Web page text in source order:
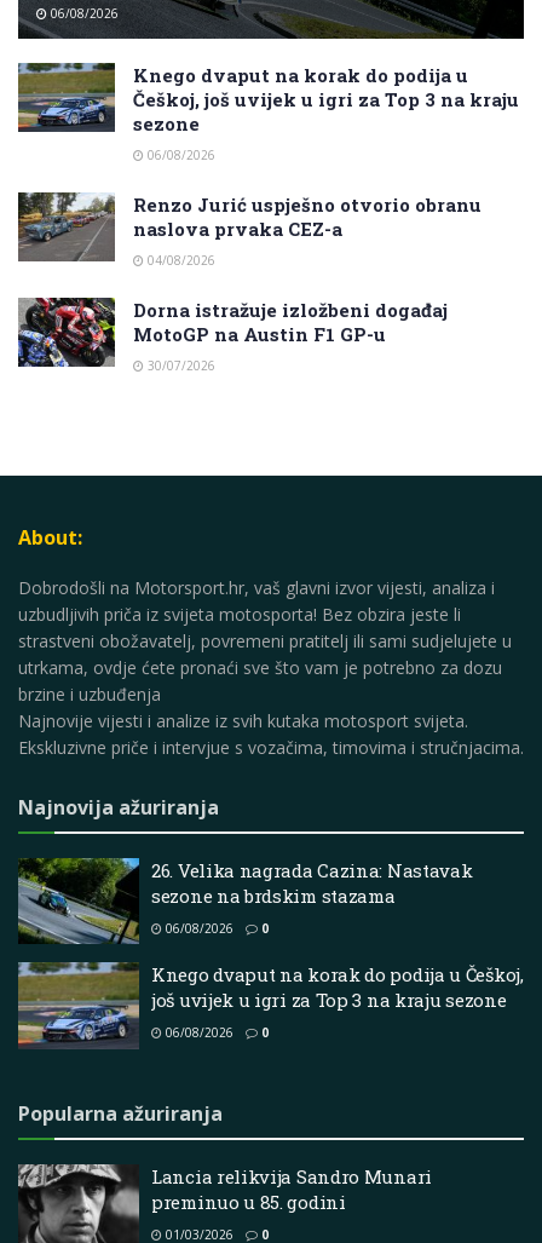
06/08/2026
Knego dvaput na korak do podija u
Češkoj, još uvijek u igri za Top 3 na kraju
sezone
06/08/2026
Renzo Jurić uspješno otvorio obranu
naslova prvaka CEZ-a
04/08/2026
Dorna istražuje izložbeni događaj
MotoGP na Austin F1 GP-u
30/07/2026
About:
Dobrodošli na Motorsport.hr, vaš glavni izvor vijesti, analiza i
uzbudljivih priča iz svijeta motosporta! Bez obzira jeste li
strastveni obožavatelj, povremeni pratitelj ili sami sudjelujete u
utrkama, ovdje ćete pronaći sve što vam je potrebno za dozu
brzine i uzbuđenja
Najnovije vijesti i analize iz svih kutaka motosport svijeta.
Ekskluzivne priče i intervjue s vozačima, timovima i stručnjacima.
Najnovija ažuriranja
26. Velika nagrada Cazina: Nastavak
sezone na brdskim stazama
06/08/2026 0
Knego dvaput na korak do podija u Češkoj,
još uvijek u igri za Top 3 na kraju sezone
06/08/2026 0
Popularna ažuriranja
Lancia relikvija Sandro Munari
preminuo u 85. godini
01/03/2026 0